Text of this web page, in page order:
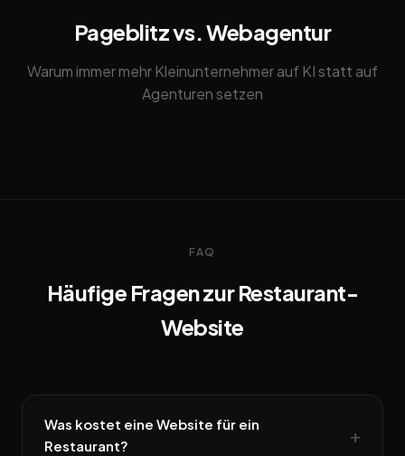
Pageblitz vs. Webagentur
Warum immer mehr Kleinunternehmer auf KI statt auf
Agenturen setzen
FAQ
Häufige Fragen zur Restaurant-
Website
Was kostet eine Website für ein
Restaurant?